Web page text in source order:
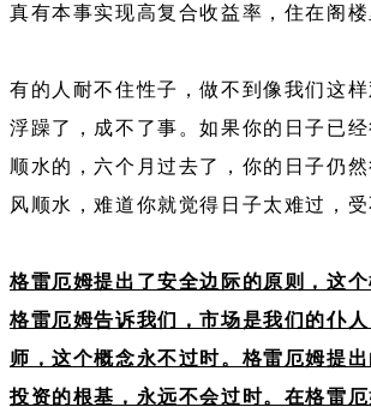
真有本事实现高复合收益率，住在阁楼
有的人耐不住性子，做不到像我们这
浮躁了，成不了事。如果你的日子已
顺水的，六个月过去了，你的日子仍
风顺水，难道你就觉得日子太难过，受
格雷厄姆提出了安全边际的原则，这个
格雷厄姆告诉我们，市场是我们的仆
师，这个概念永不过时。格雷厄姆提
投资的根基，永远不会过时。在格雷